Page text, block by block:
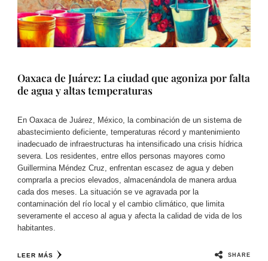
Oaxaca de Juárez: La ciudad que agoniza por falta
de agua y altas temperaturas
En Oaxaca de Juárez, México, la combinación de un sistema de
abastecimiento deficiente, temperaturas récord y mantenimiento
inadecuado de infraestructuras ha intensificado una crisis hídrica
severa. Los residentes, entre ellos personas mayores como
Guillermina Méndez Cruz, enfrentan escasez de agua y deben
comprarla a precios elevados, almacenándola de manera ardua
cada dos meses. La situación se ve agravada por la
contaminación del río local y el cambio climático, que limita
severamente el acceso al agua y afecta la calidad de vida de los
habitantes.
LEER MÁS SHARE